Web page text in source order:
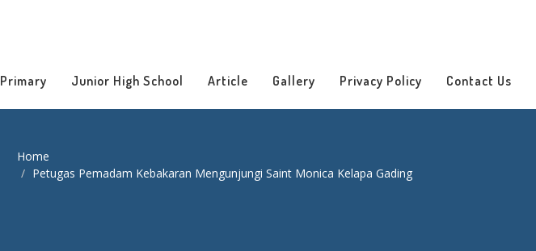
Primary Junior High School Article Gallery Privacy Policy Contact Us
Home
Petugas Pemadam Kebakaran Mengunjungi Saint Monica Kelapa Gading